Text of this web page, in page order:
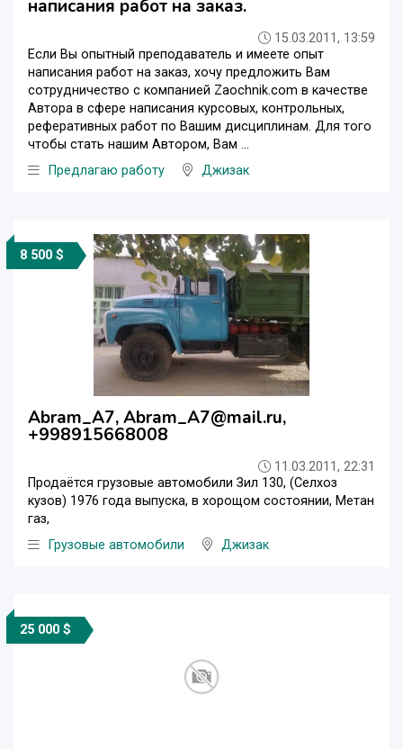
написания работ на заказ.
15.03.2011, 13:59
Если Вы опытный преподаватель и имеете опыт
написания работ на заказ, хочу предложить Вам
сотрудничество с компанией Zaochnik.com в качестве
Автора в сфере написания курсовых, контрольных,
реферативных работ по Вашим дисциплинам. Для того
чтобы стать нашим Автором, Вам ...
Предлагаю работу
Джизак
8 500 $
Abram_A7, Abram_A7@mail.ru,
+998915668008
11.03.2011, 22:31
Продаётся грузовые автомобили Зил 130, (Селхоз
кузов) 1976 года выпуска, в хорощом состоянии, Метан
газ,
Грузовые автомобили
Джизак
25 000 $